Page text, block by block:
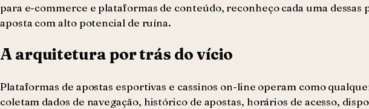
para e-commerce e plataformas de conteúdo, reconheço cada uma
aposta com alto potencial de ruína.
A arquitetura por trás do vício
Plataformas de apostas esportivas e cassinos on-line operam como
coletam dados de navegação, histórico de apostas, horários de acesso,